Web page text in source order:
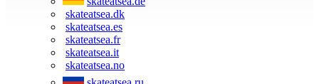
skateatsea.dk
skateatsea.es
skateatsea.fr
skateatsea.it
skateatsea.no